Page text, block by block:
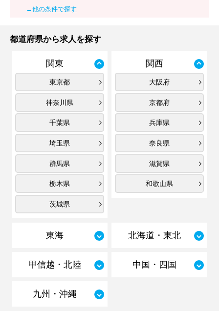
→他の条件で探す
都道府県から求人を探す
関東
東京都
神奈川県
千葉県
埼玉県
群馬県
栃木県
茨城県
関西
大阪府
京都府
兵庫県
奈良県
滋賀県
和歌山県
東海 北海道・東北
甲信越・北陸 中国・四国
九州・沖縄